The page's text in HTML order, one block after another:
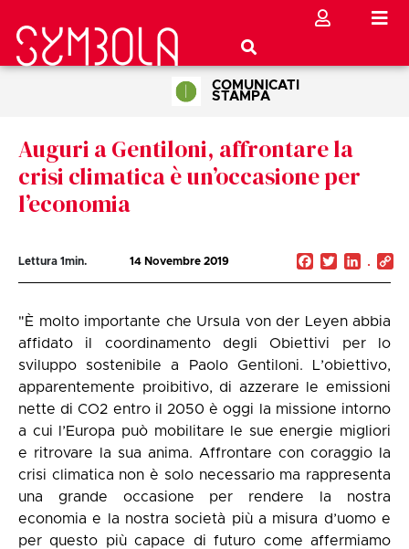
COMUNICATI
STAMPA
Auguri a Gentiloni, affrontare la
crisi climatica è un’occasione per
l’economia
Lettura 1min. 14 Novembre 2019 Facebook
Twitter
"È molto importante che Ursula von der Leyen abbia
affidato il coordinamento degli Obiettivi per lo
sviluppo sostenibile a Paolo Gentiloni. L’obiettivo,
apparentemente proibitivo, di azzerare le emissioni
nette di CO2 entro il 2050 è oggi la missione intorno
a cui l’Europa può mobilitare le sue energie migliori
e ritrovare la sua anima. Affrontare con coraggio la
crisi climatica non è solo necessario ma rappresenta
una grande occasione per rendere la nostra
economia e la nostra società più a misura d’uomo e
per questo più capace di futuro come affermiamo